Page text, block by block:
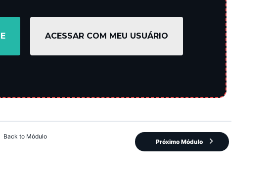
ACESSAR COM MEU USUÁRIO
Back to Módulo
Próximo Módulo